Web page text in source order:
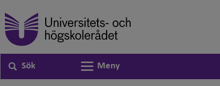
Sök
Växla navigering
Meny